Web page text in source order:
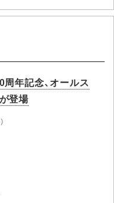
年記念、オールス
登場